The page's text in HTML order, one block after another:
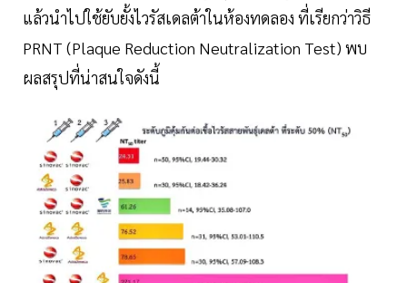
แล้วนำไปใช้ยับยั้งไวรัสเดลต้าในห้องทดลอง ที่เรียกว่าวิธี
PRNT (Plaque Reduction Neutralization Test) พบ
ผลสรุปที่น่าสนใจดังนี้